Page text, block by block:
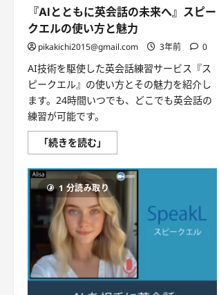
ベ
ル
へ！
つ
て
さ
ら
に
読
『AIとともに英会話の未来へ』スピー
クエルの使い方と魅力
pikakichi2015@gmail.com 3年前 0
AI技術を駆使した英会話練習サービス『ス
ピークエル』の使い方とその魅力を紹介し
ます。24時間いつでも、どこでも英会話の
練習が可能です。
「続きを読む」
と
も
に
英
会
話
の
未
来
へ』
ス
ピ
ー
1 分読み取り